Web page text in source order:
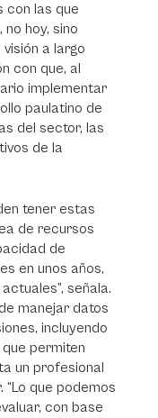
con las que
hoy, sino
visión a largo
con que, al
implementar
paulatino de
del sector, las
de la
tener estas
de recursos
de
en unos años,
señala.
manejar datos
incluyendo
permiten
un profesional
que podemos
con base